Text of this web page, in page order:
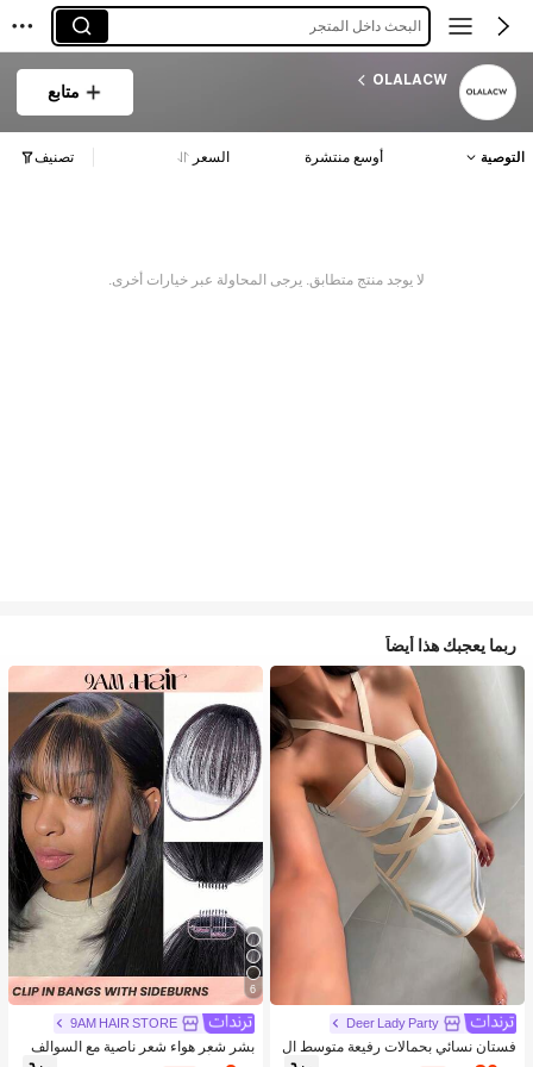
البحث داخل المتجر
OLALACW
متابع
التوصية أوسع منتشرة السعر تصنيف
لا يوجد منتج متطابق. يرجى المحاولة عبر خيارات أخرى.
ربما يعجبك هذا أيضاً
Deer Lady Party
فستان نسائي بحمالات رفيعة متوسط ال
طول ضيق الجسم، فستان صيفي مفرغ
6
9AM HAIR STORE
بشر شعر هواء شعر ناصية مع السوالف
طبيعي أسود لون مقطع شعر الناصية في